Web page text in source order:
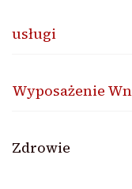
usługi
Wyposażenie
Zdrowie